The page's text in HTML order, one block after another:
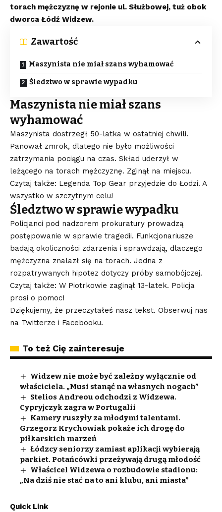
torach mężczyznę w rejonie ul. Służbowej, tuż obok
dworca Łódź Widzew.
Zawartość
Maszynista nie miał szans wyhamować
Śledztwo w sprawie wypadku
Maszynista nie miał szans
wyhamować
Maszynista dostrzegł 50-latka w ostatniej chwili.
Panował zmrok, dlatego nie było możliwości
zatrzymania pociągu na czas. Skład uderzył w
leżącego na torach mężczyznę. Zginął na miejscu.
Czytaj także: Legenda Top Gear przyjedzie do Łodzi. A
wszystko w szczytnym celu!
Śledztwo w sprawie wypadku
Policjanci pod nadzorem prokuratury prowadzą
postępowanie w sprawie tragedii. Funkcjonariusze
badają okoliczności zdarzenia i sprawdzają, dlaczego
mężczyzna znalazł się na torach. Jedna z
rozpatrywanych hipotez dotyczy próby samobójczej.
Czytaj także: W Piotrkowie zaginął 13-latek. Policja
prosi o pomoc!
Dziękujemy, że przeczytałeś nasz tekst. Obserwuj nas
na Twitterze i Facebooku.
To też Cię zainteresuje
Widzew nie może być zależny wyłącznie od
właściciela. „Musi stanąć na własnych nogach”
Stelios Andreou odchodzi z Widzewa.
Cypryjczyk zagra w Portugalii
Kamery ruszyły za młodymi talentami.
Grzegorz Krychowiak pokaże ich drogę do
piłkarskich marzeń
Łódzcy seniorzy zamiast aplikacji wybierają
parkiet. Potańcówki przeżywają drugą młodość
Właścicel Widzewa o rozbudowie stadionu:
„Na dziś nie stać na to ani klubu, ani miasta”
Quick Link